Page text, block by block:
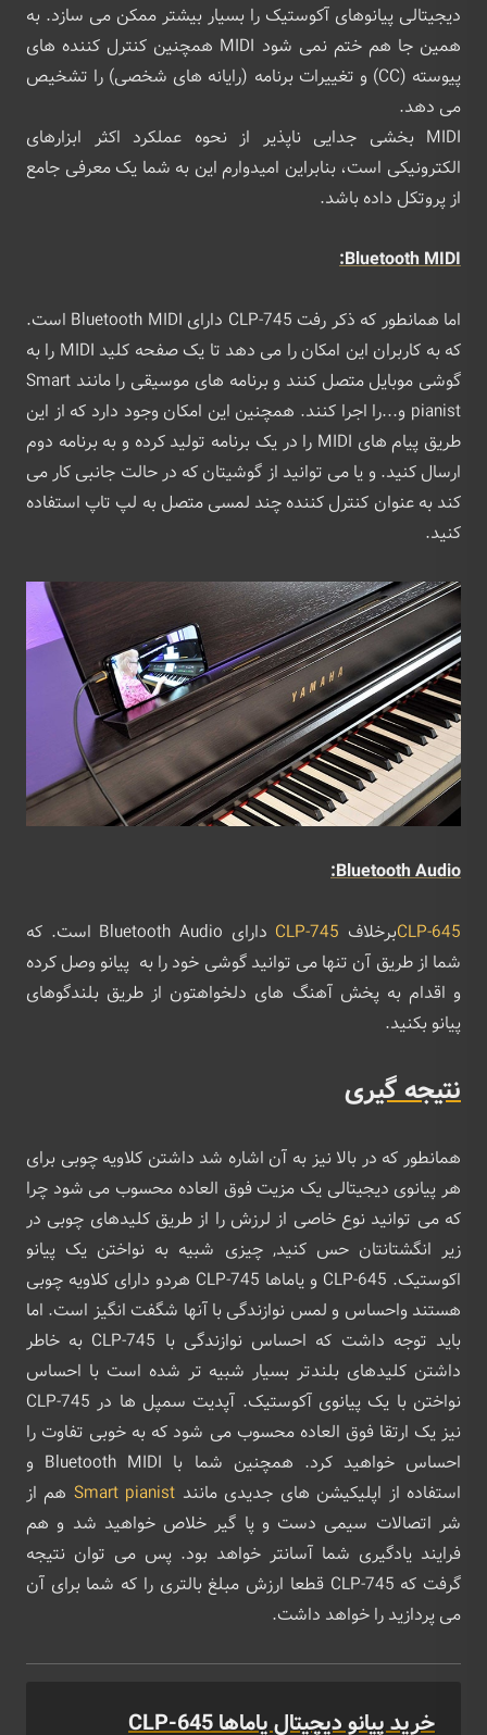
دیجیتالی پیانوهای آکوستیک را بسیار بیشتر ممکن می سازد. به
همین جا هم ختم نمی شود MIDI همچنین کنترل کننده های
پیوسته (CC) و تغییرات برنامه (رایانه های شخصی) را تشخیص
می دهد.
MIDI بخشی جدایی ناپذیر از نحوه عملکرد اکثر ابزارهای
الکترونیکی است، بنابراین امیدوارم این به شما یک معرفی جامع
از پروتکل داده باشد.
Bluetooth MIDI:
اما همانطور که ذکر رفت CLP-745 دارای Bluetooth MIDI است.
که به کاربران این امکان را می دهد تا یک صفحه کلید MIDI را به
گوشی موبایل متصل کنند و برنامه های موسیقی را مانند Smart
pianist و...را اجرا کنند. همچنین این امکان وجود دارد که از این
طریق پیام های MIDI را در یک برنامه تولید کرده و به برنامه دوم
ارسال کنید. و یا می توانید از گوشیتان که در حالت جانبی کار می
کند به عنوان کنترل کننده چند لمسی متصل به لپ تاپ استفاده
کنید.
Bluetooth Audio:
CLP-645برخلاف CLP-745
دارای Bluetooth Audio است. که
شما از طریق آن تنها می توانید گوشی خود را به پیانو وصل کرده
و اقدام به پخش آهنگ های دلخواهتون از طریق بلندگوهای
پیانو بکنید.
نتیجه گیری
همانطور که در بالا نیز به آن اشاره شد داشتن کلاویه چوبی برای
هر پیانوی دیجیتالی یک مزیت فوق العاده محسوب می شود چرا
که می توانید نوع خاصی از لرزش را از طریق کلیدهای چوبی در
زیر انگشتانتان حس کنید, چیزی شبیه به نواختن یک پیانو
اکوستیک. CLP-645 و یاماها CLP-745 هردو دارای کلاویه چوبی
هستند واحساس و لمس نوازندگی با آنها شگفت انگیز است. اما
باید توجه داشت که احساس نوازندگی با CLP-745 به خاطر
داشتن کلیدهای بلندتر بسیار شبیه تر شده است با احساس
نواختن با یک پیانوی آکوستیک. آپدیت سمپل ها در CLP-745
نیز یک ارتقا فوق العاده محسوب می شود که به خوبی تفاوت را
احساس خواهید کرد. همچنین شما با Bluetooth MIDI و
استفاده از اپلیکیشن های جدیدی مانند Smart pianist هم از
شر اتصالات سیمی دست و پا گیر خلاص خواهید شد و هم
فرایند یادگیری شما آسانتر خواهد بود. پس می توان نتیجه
گرفت که CLP-745 قطعا ارزش مبلغ بالتری را که شما برای آن
می پردازید را خواهد داشت.
خرید پیانو دیچیتال یاماها CLP-645